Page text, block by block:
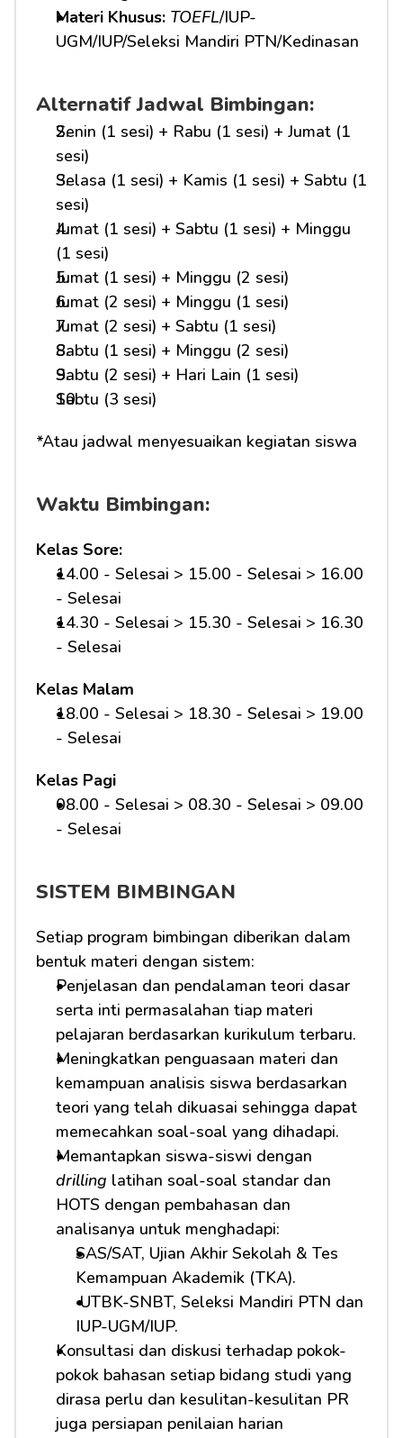
Materi Khusus: TOEFL/IUP-
UGM/IUP/Seleksi Mandiri PTN/Kedinasan
Alternatif Jadwal Bimbingan:
Senin (1 sesi) + Rabu (1 sesi) + Jumat (1
sesi)
Selasa (1 sesi) + Kamis (1 sesi) + Sabtu (1
sesi)
Jumat (1 sesi) + Sabtu (1 sesi) + Minggu
(1 sesi)
Jumat (1 sesi) + Minggu (2 sesi)
Jumat (2 sesi) + Minggu (1 sesi)
Jumat (2 sesi) + Sabtu (1 sesi)
Sabtu (1 sesi) + Minggu (2 sesi)
Sabtu (2 sesi) + Hari Lain (1 sesi)
Sabtu (3 sesi)
*Atau jadwal menyesuaikan kegiatan siswa
Waktu Bimbingan:
Kelas Sore:
14.00 - Selesai > 15.00 - Selesai > 16.00
- Selesai
14.30 - Selesai > 15.30 - Selesai > 16.30
- Selesai
Kelas Malam
18.00 - Selesai > 18.30 - Selesai > 19.00
- Selesai
Kelas Pagi
08.00 - Selesai > 08.30 - Selesai > 09.00
- Selesai
SISTEM BIMBINGAN
Setiap program bimbingan diberikan dalam
bentuk materi dengan sistem:
Penjelasan dan pendalaman teori dasar
serta inti permasalahan tiap materi
pelajaran berdasarkan kurikulum terbaru.
Meningkatkan penguasaan materi dan
kemampuan analisis siswa berdasarkan
teori yang telah dikuasai sehingga dapat
memecahkan soal-soal yang dihadapi.
drilling latihan soal-soal standar dan
HOTS dengan pembahasan dan
analisanya untuk menghadapi:
SAS/SAT, Ujian Akhir Sekolah & Tes
Kemampuan Akademik (TKA).
UTBK-SNBT, Seleksi Mandiri PTN dan
IUP-UGM/IUP.
Konsultasi dan diskusi terhadap pokok-
pokok bahasan setiap bidang studi yang
dirasa perlu dan kesulitan-kesulitan PR
juga persiapan penilaian harian